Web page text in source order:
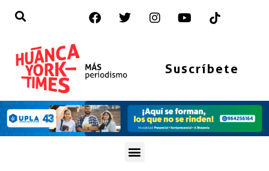
Suscríbete